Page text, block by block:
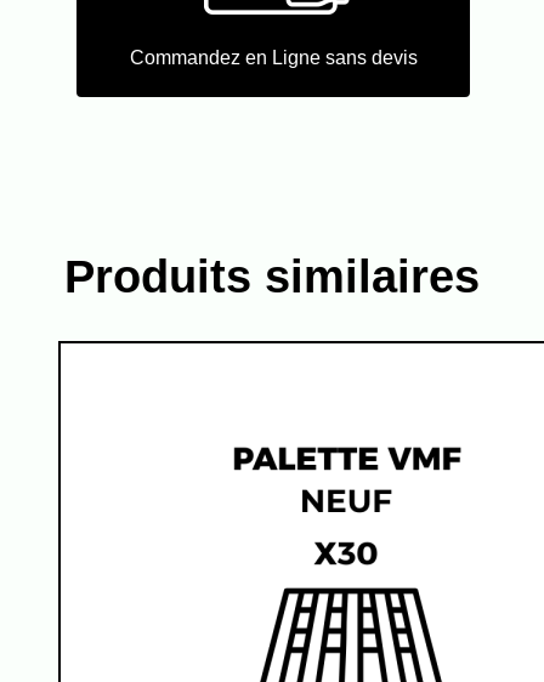
Commandez en Ligne sans devis
Produits similaires